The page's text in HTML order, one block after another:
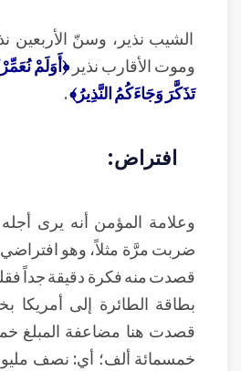
الشيب نذير، وسنّ الأربعين
وموت الأقارب نذير﴿أَوَلَمْ
تَذَكَّرَ وَجَاءَكُمُ النَّذِيرُ﴾.
افتراض:
وعلامة المؤمن أنه يرى أجله
ضربت مرَّة مثلاً، وهو
قصدت منه فكرة دقيقة جداً
بطاقة الطائرة إلى أمريكا
قصدت هنا مضاعفة المبلغ
خمسمائة ألف؛ أي: نصف